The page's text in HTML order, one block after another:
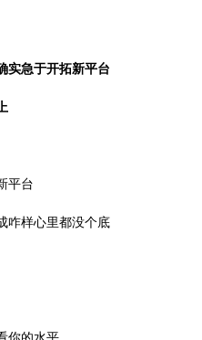
实急于开拓新平台
平台
咋样心里都没个底